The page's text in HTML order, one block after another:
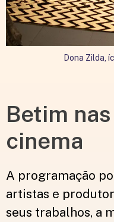
Dona Zilda,
Betim
cinema
A programação
artistas e
seus trabalhos, a